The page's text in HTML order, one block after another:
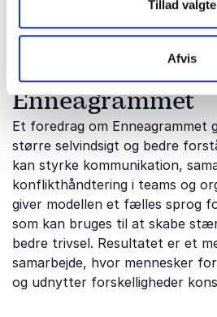
Tillad valgte
Afvis
Fordele ved et
Enneagrammet
Et foredrag om Enneagrammet
større selvindsigt og bedre
kan styrke kommunikation,
konflikthåndtering i teams og
giver modellen et fælles sprog
som kan bruges til at skabe
bedre trivsel. Resultatet er et
samarbejde, hvor mennesker
og udnytter forskelligheder